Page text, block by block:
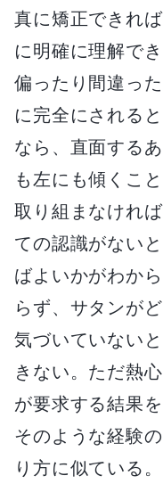
真に矯正できれ
に明確に理解で
偏ったり間違っ
に完全にされる
なら、直面する
も左にも傾くこ
取り組まなけれ
ての認識がない
ばよいかがわか
らず、サタンが
気づいていない
きない。ただ熱
が要求する結果
そのような経験
り方に似ている